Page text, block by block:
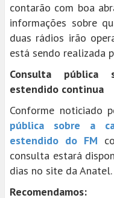
contarão com boa
informações sobre
duas rádios irão
está sendo realizada
Consulta pública
estendido continua
Conforme noticiado
pública sobre a
estendido do FM
consulta estará
dias no site da Anatel.
Recomendamos: